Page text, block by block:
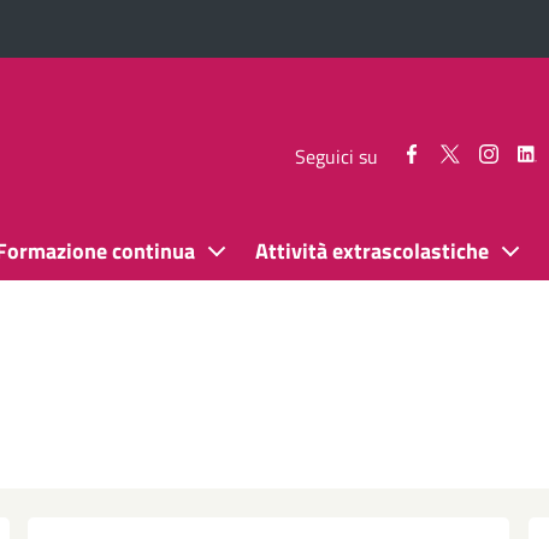
Seguici su
Seguici SeguiciSeguici
continua Attività extrascolastiche